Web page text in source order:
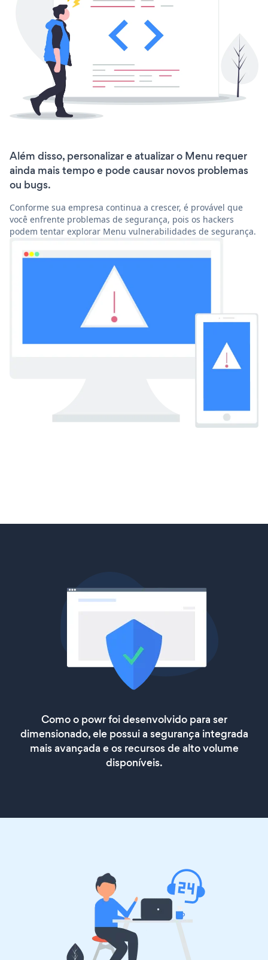
Além disso, personalizar e atualizar o Menu requer
ainda mais tempo e pode causar novos problemas
ou bugs.
Conforme sua empresa continua a crescer, é provável que
você enfrente problemas de segurança, pois os hackers
podem tentar explorar Menu vulnerabilidades de segurança.
Como o powr foi desenvolvido para ser
dimensionado, ele possui a segurança integrada
mais avançada e os recursos de alto volume
disponíveis.